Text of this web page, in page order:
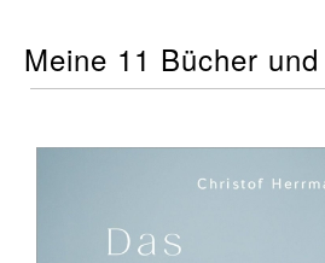
Meine 11 Bücher